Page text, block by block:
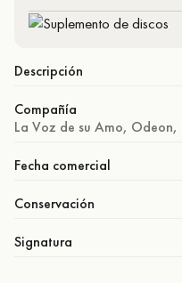
Descripción
Compañía
La Voz de su Amo,
Fecha comercial
Conservación
Signatura